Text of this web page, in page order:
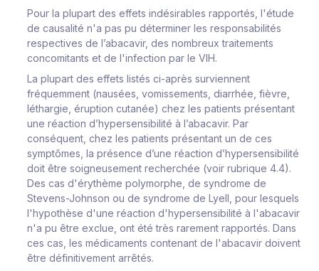
Pour la plupart des effets indésirables rapportés l'étude
de causalité n'a pas pu déterminer les responsabilités
respectives de l’abacavir, des nombreux traitements
concomitants et de l'infection par le VIH.
La plupart des effets listés ci-après surviennent
fréquemment (nausées vomissements , diarrhée, fièvre,
léthargie, éruption cutanée) chez les patients présentant
une réaction d’hypersensibilité à l’abacavir. Par
conséquent chez les patients présentant un de ces
symptômes la présence d’une réaction d’hypersensibilité
doit être soigneusement recherchée (voir rubrique 4.4).
Des cas d'érythème polymorphe de syndrome de
Stevens-Johnson ou de syndrome de Lyell pour lesquels
l'hypothèse d'une réaction d'hypersensibilité à l'abacavir
n'a pu être exclue ont été très rarement rapportés. Dans
ces cas les médicaments contenant de l'abacavir doivent
être définitivement arrêtés.